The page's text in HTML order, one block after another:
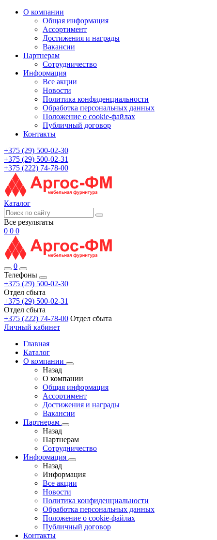
О компании
Общая информация
Ассортимент
Достижения и награды
Вакансии
Партнерам
Сотрудничество
Информация
Все акции
Новости
Политика конфиденциальности
Обработка персональных данных
Положение о cookie-файлах
Публичный договор
Контакты
+375 (29) 500-02-30
+375 (29) 500-02-31
+375 (222) 74-78-00
Каталог
Все результаты
0 0 0
0
Телефоны
+375 (29) 500-02-30
Отдел сбыта
+375 (29) 500-02-31
Отдел сбыта
+375 (222) 74-78-00 Отдел сбыта
Личный кабинет
Главная
Каталог
О компании
Назад
О компании
Общая информация
Ассортимент
Достижения и награды
Вакансии
Партнерам
Назад
Партнерам
Сотрудничество
Информация
Назад
Информация
Все акции
Новости
Политика конфиденциальности
Обработка персональных данных
Положение о cookie-файлах
Публичный договор
Контакты